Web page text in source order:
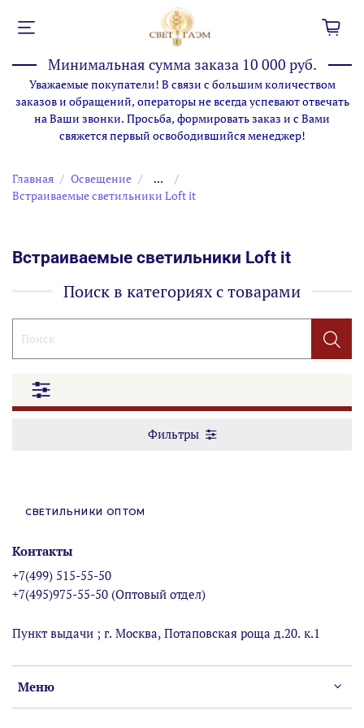
Минимальная сумма заказа 10 000 руб.
Уважаемые покупатели! В связи с большим количеством
заказов и обращений, операторы не всегда успевают отвечать
на Ваши звонки. Просьба, формировать заказ и с Вами
свяжется первый освободившийся менеджер!
Главная Освещение
...
Встраиваемые светильники Loft it
Встраиваемые светильники Loft it
Поиск в категориях с товарами
Фильтры
СВЕТИЛЬНИКИ ОПТОМ
Меню
Контакты
+7(499) 515-55-50
+7(495)975-55-50 (Оптовый отдел)
Пункт выдачи ; г. Москва, Потаповская роща д.20. к.1